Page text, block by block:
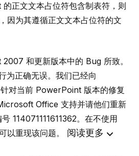
正文文本占位符包含制表符，则
因为其遵循正文文本占位符的文
和更新版本中的 Bug 所致。
正确无误。我们已经向
对当前 PowerPoint 版本的修复
Office 支持并请他们重新
114071111611362。在不使用
以重现该问题。 阅读更多